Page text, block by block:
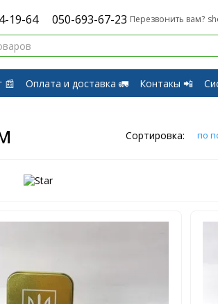
19-64 050-693-67-23 Перезвонить вам?
📰 Оплата и доставка 🚛 Контакы 📲
Обмен и Возврат
Сортировка: по